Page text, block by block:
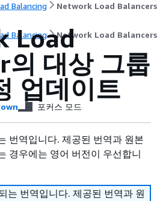
Balancing Network Load Balancers
Balancing Network Load Balancers
Load
의 대상 그룹
업데이트
포커스 모드
번역입니다. 제공된 번역과 원본
경우에는 영어 버전이 우선합니
는 번역입니다. 제공된 번역과 원